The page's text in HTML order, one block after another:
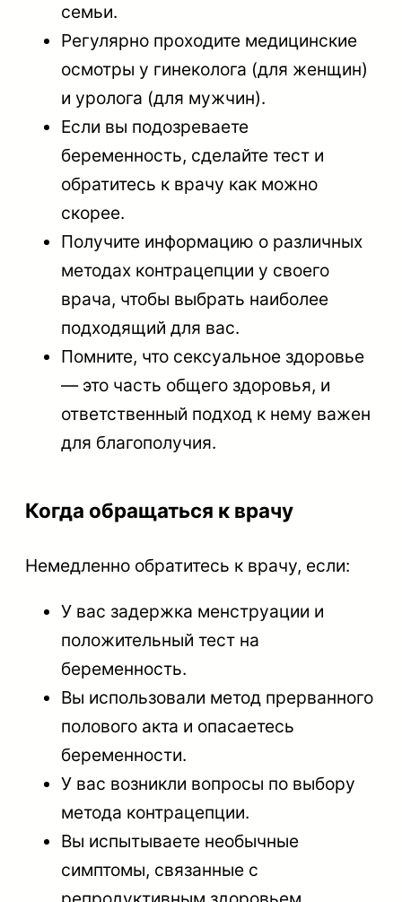
семьи.
Регулярно проходите медицинские
осмотры у гинеколога (для женщин)
и уролога (для мужчин).
Если вы подозреваете
беременность, сделайте тест и
обратитесь к врачу как можно
скорее.
Получите информацию о различных
методах контрацепции у своего
врача, чтобы выбрать наиболее
подходящий для вас.
Помните, что сексуальное здоровье
— это часть общего здоровья, и
ответственный подход к нему важен
для благополучия.
Когда обращаться к врачу
Немедленно обратитесь к врачу, если:
У вас задержка менструации и
положительный тест на
беременность.
Вы использовали метод прерванного
полового акта и опасаетесь
беременности.
У вас возникли вопросы по выбору
метода контрацепции.
Вы испытываете необычные
симптомы, связанные с